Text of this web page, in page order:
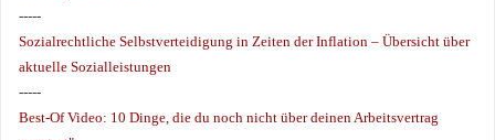
-----
Sozialrechtliche Selbstverteidigung in Zeiten der Inflation – Übersicht über
aktuelle Sozialleistungen
-----
Best-Of Video: 10 Dinge, die du noch nicht über deinen Arbeitsvertrag